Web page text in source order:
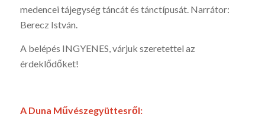
medencei tájegység táncát és tánctípusát. Narrátor:
Berecz István.
A belépés INGYENES, várjuk szeretettel az
érdeklődőket!
A Duna Művészegyüttesről: